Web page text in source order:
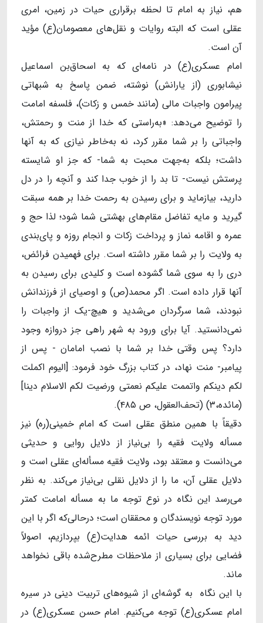
هم، نیاز به امام تا لحظه برقراری حیات در زمین، امری
عقلی است که البته روایات و نقل‌های معصومان(ع) مؤید
آن است.
امام عسکری(ع) در نامه‌ای که به اسحاق‌بن اسماعیل
نیشابوری (از یارانش) نوشته، ضمن پاسخ به شبهاتی
پیرامون واجبات مالی (مانند خمس و زکات)، فلسفه امامت
را توضیح می‌دهد: «به‌راستی که خدا از منت و رحمتش،
واجباتی را بر شما مقرر کرد، نه به‌خاطر نیازی که به آنها
داشت؛ بلکه به‌جهت محبت به شما- که جز او شایسته
پرستش نیست- تا بد را از خوب جدا کند و آنچه را در دل
دارید، بیازماید و برای رسیدن به رحمت خدا بر همه سبقت
گیرید و مایه تفاضل مقام‌های بهشتی شما شود؛ لذا حج و
عمره و اقامه نماز و پرداخت زکات و انجام روزه و پای‌بندی
به ولایت را بر شما مقرر داشته است. برای فهمیدن فرائض،
دری را به سوی شما گشوده است و کلیدی برای رسیدن به
آنها قرار داده است. اگر محمد(ص) و اوصیای از فرزندانش
نبودند، شما سرگردان می‌شدید و هیچ-یک از واجبات را
نمی‌دانستید. آیا برای ورود به شهر راهی جز دروازه وجود
دارد؟ پس وقتی خدا بر شما با نصب امامان - پس از
پیامبر- منت نهاد، در کتاب بزرگ خود فرمود: [الیوم اکملت
لکم دینکم واتممت علیکم نعمتی ورضیت لکم الاسلام دینا]
(مائده،۳) (تحف‌العقول، ص ۴۸۵).
دقیقاً با همین منطق عقلی است که امام خمینی(ره) نیز
مسأله ولایت فقیه را بی‌نیاز از دلایل روایی و حدیثی
می‌دانست و معتقد بود، ولایت فقیه مسأله‌ای عقلی است و
دلایل عقلی آن، ما را از دلایل نقلی بی‌نیاز می‌کند. به نظر
می‌رسد این نگاه در نوع توجه ما به مسأله امامت کمتر
مورد توجه نویسندگان و محققان است؛ درحالی‌که اگر با این
دید به بررسی حیات ائمه هدایت(ع) بپردازیم، اصولاً
فضایی برای بسیاری از ملاحظات مطرح‌شده باقی نخواهد
ماند.
با این نگاه به گوشه‌ای از شیوه‌های تربیت دینی در سیره
امام عسکری(ع) توجه می‌کنیم. امام حسن عسکری(ع) در